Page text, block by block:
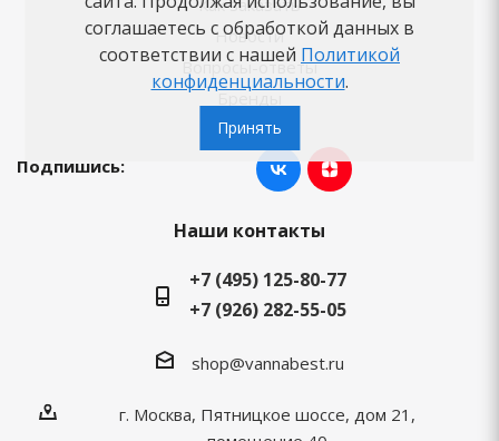
Как заказать
Новости
Вопросы-ответы
Бренды
Подпишись:
Наши контакты
+7 (495) 125-80-77
+7 (926) 282-55-05
shop@vannabest.ru
г. Москва, Пятницкое шоссе, дом 21,
соглашаетесь с обработкой данных в
соответствии с нашей Политикой
конфиденциальности.
Принять